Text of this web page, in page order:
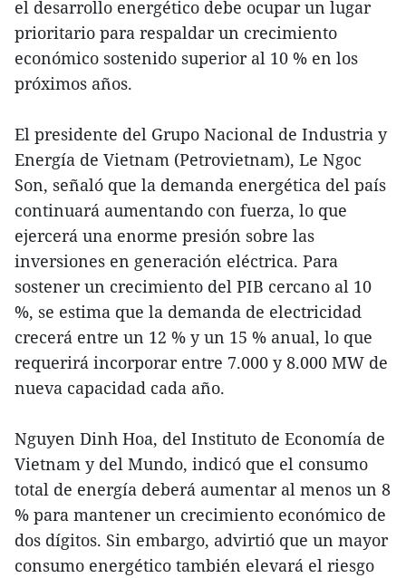
el desarrollo energético debe ocupar un lugar
prioritario para respaldar un crecimiento
económico sostenido superior al 10 % en los
próximos años.
El presidente del Grupo Nacional de Industria y
Energía de Vietnam (Petrovietnam), Le Ngoc
Son, señaló que la demanda energética del país
continuará aumentando con fuerza, lo que
ejercerá una enorme presión sobre las
inversiones en generación eléctrica. Para
sostener un crecimiento del PIB cercano al 10
%, se estima que la demanda de electricidad
crecerá entre un 12 % y un 15 % anual, lo que
requerirá incorporar entre 7.000 y 8.000 MW de
nueva capacidad cada año.
Nguyen Dinh Hoa, del Instituto de Economía de
Vietnam y del Mundo, indicó que el consumo
total de energía deberá aumentar al menos un 8
% para mantener un crecimiento económico de
dos dígitos. Sin embargo, advirtió que un mayor
consumo energético también elevará el riesgo